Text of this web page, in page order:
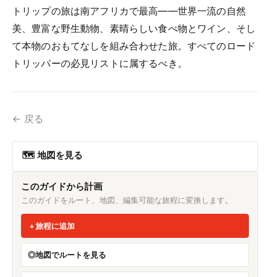
トリップの旅は南アフリカで最高——世界一流の自然
美、豊富な野生動物、素晴らしい食べ物とワイン、そし
て本物のおもてなしを組み合わせた旅。すべてのロード
トリッパーの必見リストに属するべき。
← 戻る
🗺 地図を見る
このガイドから計画
このガイドをルート、地図、編集可能な旅程に変換します。
旅程に追加
地図でルートを見る